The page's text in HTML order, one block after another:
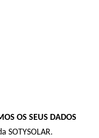
OS SEUS DADOS
SOTYSOLAR.